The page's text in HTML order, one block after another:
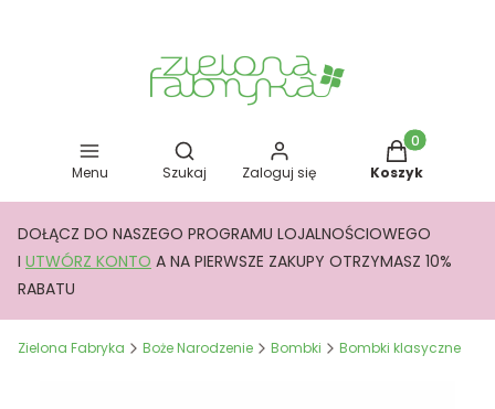
Menu
Otwórz wyszukiwarkę
Szukaj Zaloguj się
Produkty w
Koszyk
DOŁĄCZ DO NASZEGO PROGRAMU LOJALNOŚCIOWEGO
I UTWÓRZ KONTO A NA PIERWSZE ZAKUPY OTRZYMASZ 10%
RABATU
Zielona Fabryka Boże Narodzenie Bombki Bombki klasyczne